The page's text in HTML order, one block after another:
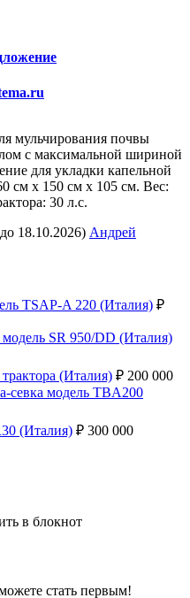
мульчирования почвы
с максимальной шириной
для укладки капельной
см х 150 см х 105 см. Вес:
30 л.с.
18.10.2026) Андрей
TSAP-A 220 (Италия) ₽
модель SR 950/DD (Италия)
(Италия) ₽ 200 000
севка модель TBA200
(Италия) ₽ 300 000
в блокнот
стать первым!